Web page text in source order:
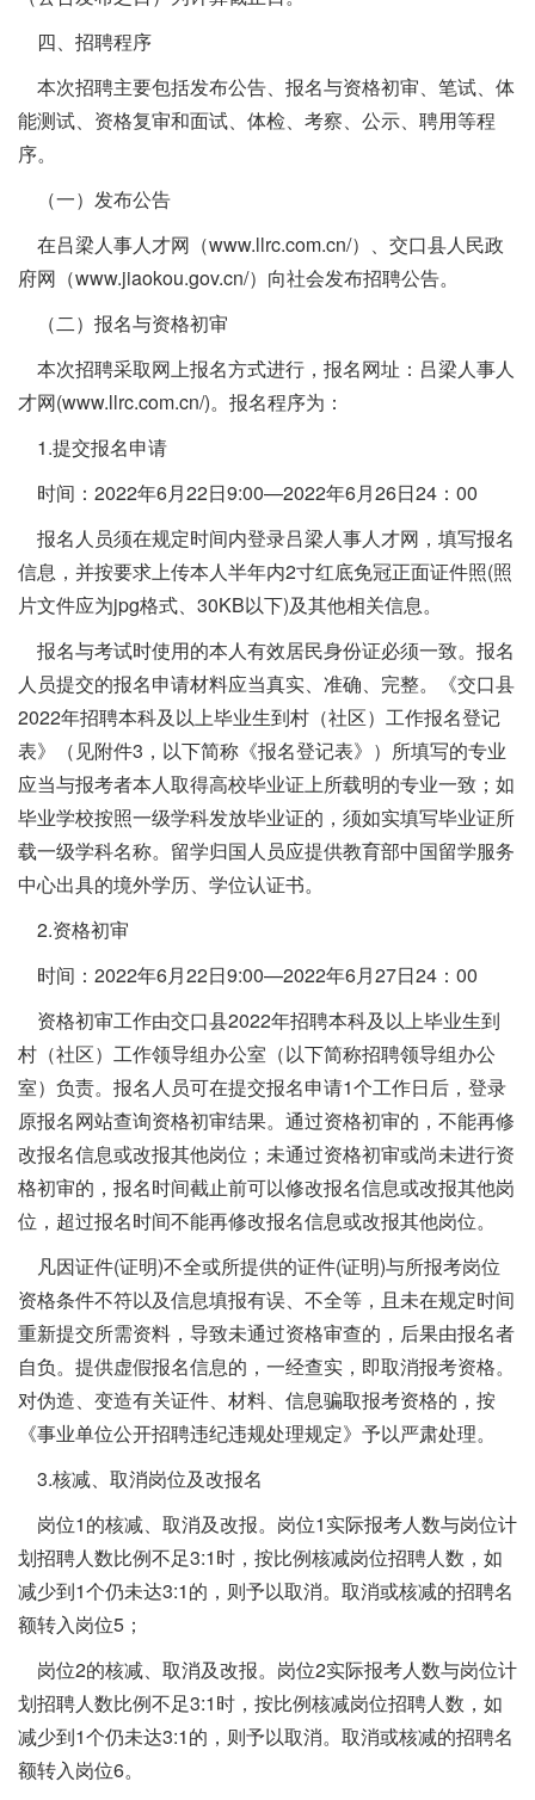
四、招聘程序
本次招聘主要包括发布公告、报名与资格初审、笔试、体
能测试、资格复审和面试、体检、考察、公示、聘用等程
序。
（一）发布公告
在吕梁人事人才网（www.llrc.com.cn/）、交口县人民政
府网（www.jiaokou.gov.cn/）向社会发布招聘公告。
（二）报名与资格初审
本次招聘采取网上报名方式进行，报名网址：吕梁人事人
才网(www.llrc.com.cn/)。报名程序为：
1.提交报名申请
时间：2022年6月22日9:00—2022年6月26日24：00
报名人员须在规定时间内登录吕梁人事人才网，填写报名
信息，并按要求上传本人半年内2寸红底免冠正面证件照(照
片文件应为jpg格式、30KB以下)及其他相关信息。
报名与考试时使用的本人有效居民身份证必须一致。报名
人员提交的报名申请材料应当真实、准确、完整。《交口县
2022年招聘本科及以上毕业生到村（社区）工作报名登记
表》（见附件3，以下简称《报名登记表》）所填写的专业
应当与报考者本人取得高校毕业证上所载明的专业一致；如
毕业学校按照一级学科发放毕业证的，须如实填写毕业证所
载一级学科名称。留学归国人员应提供教育部中国留学服务
中心出具的境外学历、学位认证书。
2.资格初审
时间：2022年6月22日9:00—2022年6月27日24：00
资格初审工作由交口县2022年招聘本科及以上毕业生到
村（社区）工作领导组办公室（以下简称招聘领导组办公
室）负责。报名人员可在提交报名申请1个工作日后，登录
原报名网站查询资格初审结果。通过资格初审的，不能再修
改报名信息或改报其他岗位；未通过资格初审或尚未进行资
格初审的，报名时间截止前可以修改报名信息或改报其他岗
位，超过报名时间不能再修改报名信息或改报其他岗位。
凡因证件(证明)不全或所提供的证件(证明)与所报考岗位
资格条件不符以及信息填报有误、不全等，且未在规定时间
重新提交所需资料，导致未通过资格审查的，后果由报名者
自负。提供虚假报名信息的，一经查实，即取消报考资格。
对伪造、变造有关证件、材料、信息骗取报考资格的，按
《事业单位公开招聘违纪违规处理规定》予以严肃处理。
3.核减、取消岗位及改报名
岗位1的核减、取消及改报。岗位1实际报考人数与岗位计
划招聘人数比例不足3:1时，按比例核减岗位招聘人数，如
减少到1个仍未达3:1的，则予以取消。取消或核减的招聘名
额转入岗位5；
岗位2的核减、取消及改报。岗位2实际报考人数与岗位计
划招聘人数比例不足3:1时，按比例核减岗位招聘人数，如
减少到1个仍未达3:1的，则予以取消。取消或核减的招聘名
额转入岗位6。